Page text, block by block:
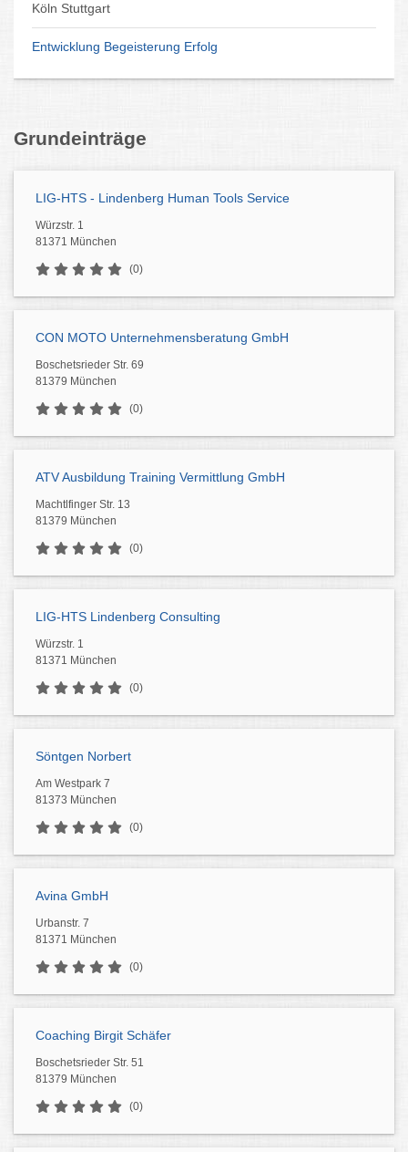
Köln Stuttgart
Entwicklung Begeisterung Erfolg
Grundeinträge
LIG-HTS - Lindenberg Human Tools Service
Würzstr. 1
81371 München
(0)
CON MOTO Unternehmensberatung GmbH
Boschetsrieder Str. 69
81379 München
(0)
ATV Ausbildung Training Vermittlung GmbH
Machtlfinger Str. 13
81379 München
(0)
LIG-HTS Lindenberg Consulting
Würzstr. 1
81371 München
(0)
Söntgen Norbert
Am Westpark 7
81373 München
(0)
Avina GmbH
Urbanstr. 7
81371 München
(0)
Coaching Birgit Schäfer
Boschetsrieder Str. 51
81379 München
(0)